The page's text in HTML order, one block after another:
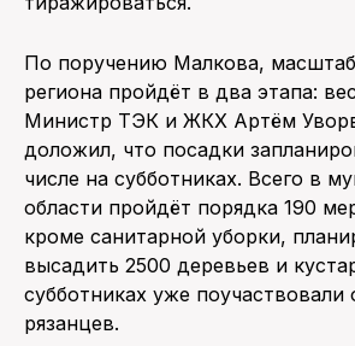
По поручению Малкова,
региона пройдёт в два этапа:
Министр ТЭК и ЖКХ Артём
доложил, что посадки
числе на субботниках. Всего в
области пройдёт порядка 190
кроме санитарной уборки,
высадить 2500 деревьев и
субботниках уже поучаствовали
рязанцев.